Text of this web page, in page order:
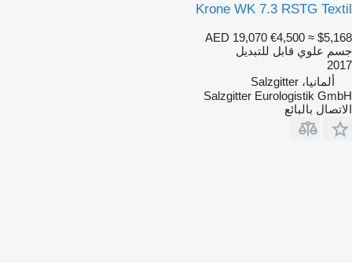
Krone WK 7.3 RSTG Textil
AED 19,070 €4,500 ≈ $5,168
جسم علوي قابل للتبديل
2017
ألمانيا، Salzgitter
Salzgitter Eurologistik GmbH
الاتصال بالبائع